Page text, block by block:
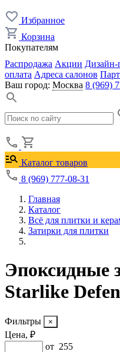
Избранное
Корзина
Покупателям
Распродажа Акции Дизайн-
оплата Адреса салонов
Ваш город: Москва 8 (969)
Каталог товаров
8 (969) 777-08-31
Главная
Каталог
Всё для плитки и
Затирки для плитки
Эпоксидные
Starlike
Фильтры
Цена, ₽
от 255